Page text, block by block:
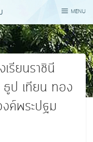
MENU
รียนราชินี
ป เทียน ทอง
ค์พระปฐม